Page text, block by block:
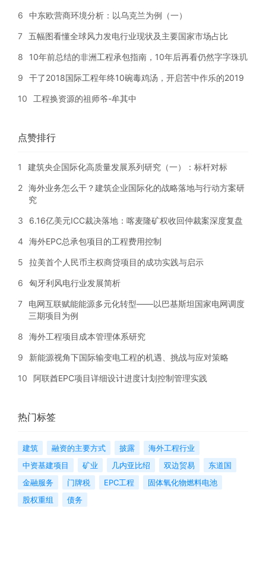
6 中东欧营商环境分析：以乌克兰为例（一）
7 五幅图看懂全球风力发电行业现状及主要国家市场占比
8 10年前总结的非洲工程承包指南，10年后再看仍然字字珠玑
9 干了2018国际工程年终10碗毒鸡汤，开启苦中作乐的2019
10 工程换资源的祖师爷-牟其中
点赞排行
1 建筑央企国际化高质量发展系列研究（一）：标杆对标
2 海外业务怎么干？建筑企业国际化的战略落地与行动方案研
究
3 6.16亿美元ICC裁决落地：喀麦隆矿权收回仲裁案深度复盘
4 海外EPC总承包项目的工程费用控制
5 拉美首个人民币主权商贷项目的成功实践与启示
6 匈牙利风电行业发展简析
7
电网互联赋能能源多元化转型——以巴基斯坦国家电网调度
三期项目为例
8 海外工程项目成本管理体系研究
9 新能源视角下国际输变电工程的机遇、挑战与应对策略
10 阿联酋EPC项目详细设计进度计划控制管理实践
热门标签
建筑 融资的主要方式 披露
海外工程行业
中资基建项目
矿业 几内亚比绍 双边贸易
东道国
金融服务
门牌税 EPC工程
固体氧化物燃料电池
股权重组
债务